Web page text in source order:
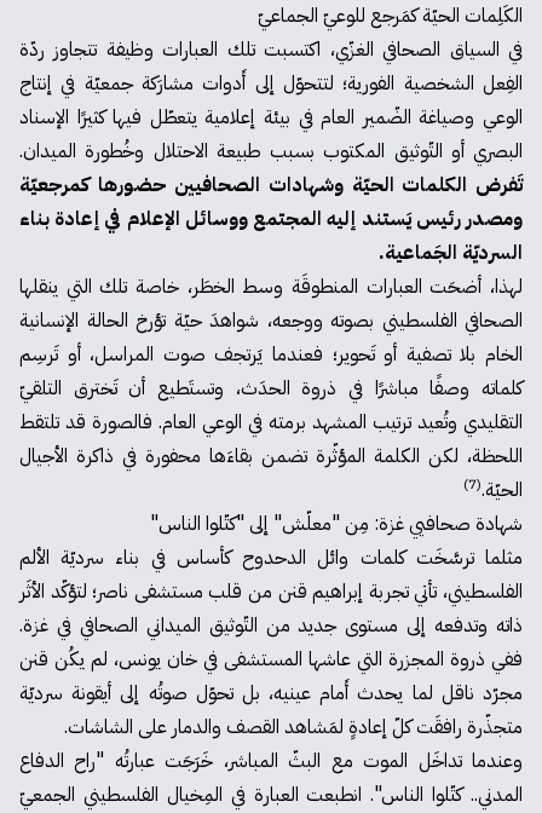
الكَلِمات الحيّة كمَرجع للوعيّ الجماعيّ
في السياق الصحافي الغزّي، اكتسبت تلك العبارات وظيفة تتجاوز ردّة
الفِعل الشخصية الفورية؛ لتتحوّل إلى أَدوات مشارَكة جمعيّة في إنتاج
الوعي وصياغة الضّمير العام في بيئة إعلامية يتعطّل فيها كثيرًا الإسناد
البصري أو التّوثيق المكتوب بسبب طبيعة الاحتلال وخُطورة الميدان.
تَفرض الكلمات الحيّة وشهادات الصحافيين حضورها كمرجعيّة
ومصدر رئيس يَستند إليه المجتمع ووسائل الإعلام في إعادة بناء
السرديّة الجَماعية.
لهذا، أضحَت العبارات المنطوقَة وسط الخطَر، خاصة تلك التي ينقلها
الصحافي الفلسطيني بصوته ووجعه، شواهدَ حيّة تؤرخ الحالة الإنسانية
الخام بلا تصفية أو تَحوير؛ فعندما يَرتجف صوت المراسل، أو تَرسِم
كلماته وصفًا مباشرًا في ذروة الحدَث، وتستَطيع أن تَخترق التلقيّ
التقليدي وتُعيد ترتيب المشهد برمته في الوعي العام. فالصورة قد تلتقط
اللحظة، لكن الكلمة المؤثّرة تضمن بقاءَها محفورة في ذاكرة الأجيال
الحيّة.(7)
شهادة صحافيي غزة: مِن "معلّش" إلى "كتّلوا الناس"
مثلما ترسَّخَت كلمات وائل الدحدوح كأساس في بناء سرديّة الألم
الفلسطيني، تأتي تجربة إبراهيم قنن من قلب مستشفى ناصر؛ لتؤكّد الأثَر
ذاته وتدفعه إلى مستوى جديد من التّوثيق الميداني الصحافي في غزة.
ففي ذروة المجزرة التي عاشها المستشفى في خان يونس، لم يكُن قنن
مجرّد ناقل لما يحدث أَمام عينيه، بل تحوّل صوتُه إلى أيقونة سرديّة
متجذّرة رافقَت كلّ إعادةٍ لمَشاهد القصف والدمار على الشاشات.
وعندما تداخَل الموت مع البثّ المباشر، خَرَجَت عبارتُه "راح الدفاع
المدني.. كتّلوا الناس". انطبعت العبارة في المِخيال الفلسطيني الجمعيّ